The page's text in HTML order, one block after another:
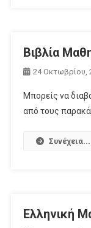
Βιβλία
24 Οκτωβρίου,
Μπορείς να
από τους
Συνέχεια...
Ελληνική